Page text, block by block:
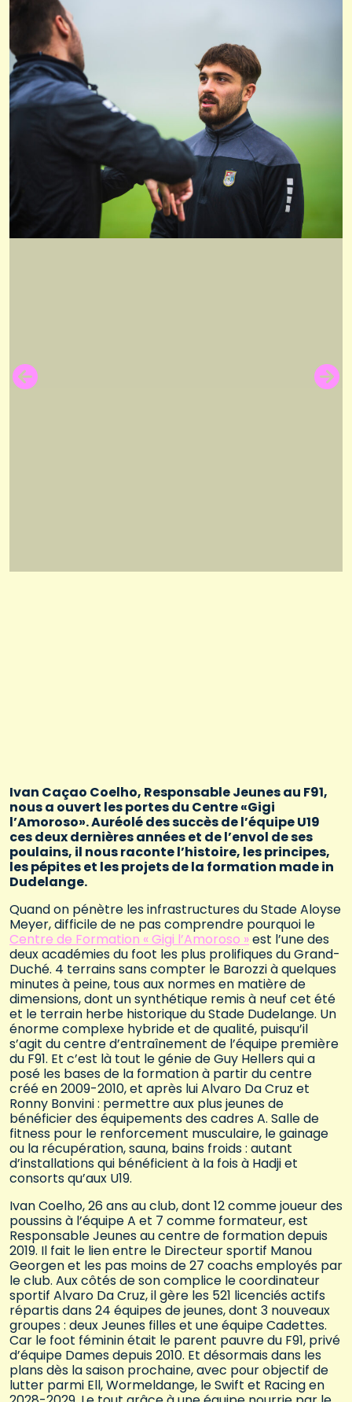
Ivan Caçao Coelho, Responsable Jeunes au F91,
nous a ouvert les portes du Centre «Gigi
l’Amoroso». Auréolé des succès de l’équipe U19
ces deux dernières années et de l’envol de ses
poulains, il nous raconte l’histoire, les principes,
les pépites et les projets de la formation made in
Dudelange.
Quand on pénètre les infrastructures du Stade Aloyse
Meyer, difficile de ne pas comprendre pourquoi le
Centre de Formation « Gigi l’Amoroso »est l’une des
deux académies du foot les plus prolifiques du Grand-
Duché. 4 terrains sans compter le Barozzi à quelques
minutes à peine, tous aux normes en matière de
dimensions, dont un synthétique remis à neuf cet été
et le terrain herbe historique du Stade Dudelange. Un
énorme complexe hybride et de qualité, puisqu’il
s’agit du centre d’entraînement de l’équipe première
du F91. Et c’est là tout le génie de Guy Hellers qui a
posé les bases de la formation à partir du centre
créé en 2009-2010, et après lui Alvaro Da Cruz et
Ronny Bonvini : permettre aux plus jeunes de
bénéficier des équipements des cadres A. Salle de
fitness pour le renforcement musculaire, le gainage
ou la récupération, sauna, bains froids : autant
d’installations qui bénéficient à la fois à Hadji et
consorts qu’aux U19.
Ivan Coelho, 26 ans au club, dont 12 comme joueur des
poussins à l’équipe A et 7 comme formateur, est
Responsable Jeunes au centre de formation depuis
2019. Il fait le lien entre le Directeur sportif Manou
Georgen et les pas moins de 27 coachs employés par
le club. Aux côtés de son complice le coordinateur
sportif Alvaro Da Cruz, il gère les 521 licenciés actifs
répartis dans 24 équipes de jeunes, dont 3 nouveaux
groupes : deux Jeunes filles et une équipe Cadettes.
Car le foot féminin était le parent pauvre du F91, privé
d’équipe Dames depuis 2010. Et désormais dans les
plans dès la saison prochaine, avec pour objectif de
lutter parmi Ell, Wormeldange, le Swift et Racing en